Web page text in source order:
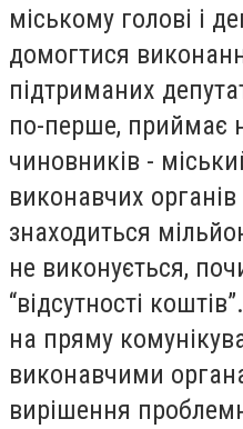
міському голові і
домогтися
підтриманих
по-перше, приймає
чиновників -
виконавчих
знаходиться
не виконується,
“відсутності
на пряму
виконавчими
вирішення